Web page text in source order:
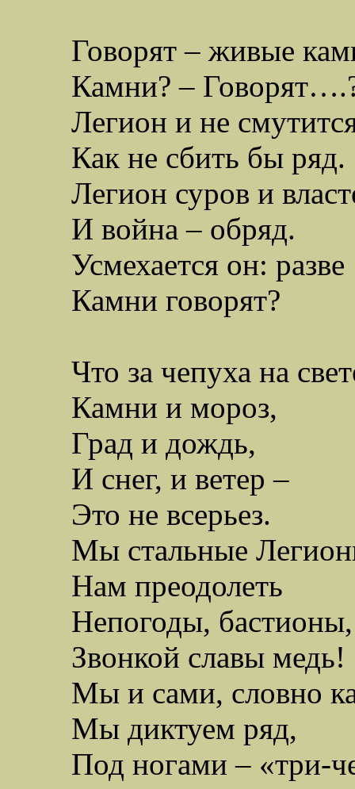
Говорят – живые
Камни? –
Легион и не
Как не сбить бы ряд.
Легион суров и
И война – обряд.
Усмехается он: разве
Камни говорят?
Что за чепуха на
Камни и мороз,
Град и дождь,
И снег, и ветер –
Это не всерьез.
Мы стальные
Нам преодолеть
Непогоды, бастионы,
Звонкой славы медь!
Мы и сами, словно
Мы диктуем ряд,
Под ногами – «три-